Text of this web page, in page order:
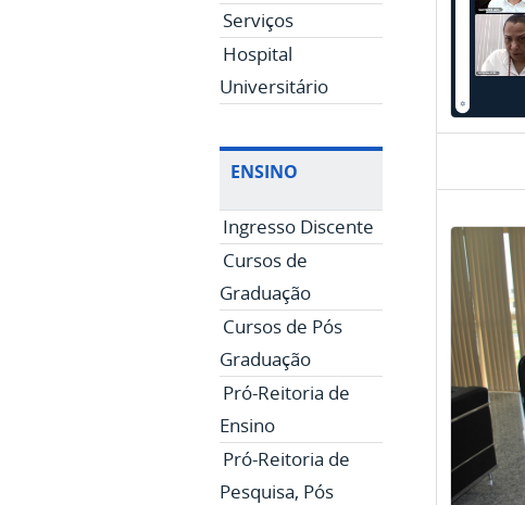
Serviços
Hospital
Universitário
ENSINO
Ingresso Discente
Cursos de
Graduação
Cursos de Pós
Graduação
Pró-Reitoria de
Ensino
Pró-Reitoria de
Pesquisa, Pós